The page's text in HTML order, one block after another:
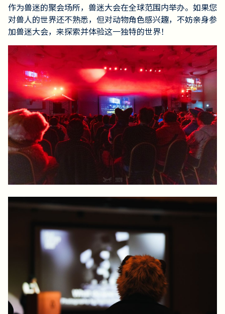
作为兽迷的聚会场所，兽迷大会在全球范围内举办。如果您
对兽人的世界还不熟悉，但对动物角色感兴趣，不妨亲身参
加兽迷大会，来探索并体验这一独特的世界！